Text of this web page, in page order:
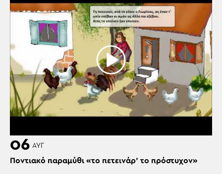
06 ΑΥΓ
Ποντιακό παραμύθι «το πετεινάρ’ το πρόστυχον»